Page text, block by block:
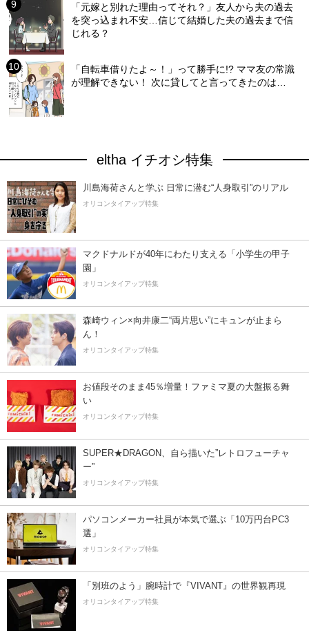
「元嫁と別れた理由ってそれ？」友人から夫の過去
を突っ込まれ不安…信じて結婚した夫の過去まで信
じれる？
「自転車借りたよ～！」って勝手に!? ママ友の常識
が理解できない！ 次に貸してと言ってきたのは…
eltha イチオシ特集
川島海荷さんと学ぶ 日常に潜む“人身取引”のリアル
オリコンタイアップ特集
マクドナルドが40年にわたり支える「小学生の甲子
園」
オリコンタイアップ特集
森崎ウィン×向井康二“両片思い”にキュンが止まら
ん！
オリコンタイアップ特集
お値段そのまま45％増量！ファミマ夏の大盤振る舞
い
オリコンタイアップ特集
SUPER★DRAGON、自ら描いた”レトロフューチャ
ー”
オリコンタイアップ特集
パソコンメーカー社員が本気で選ぶ「10万円台PC3
選」
オリコンタイアップ特集
「別班のよう」腕時計で『VIVANT』の世界観再現
オリコンタイアップ特集